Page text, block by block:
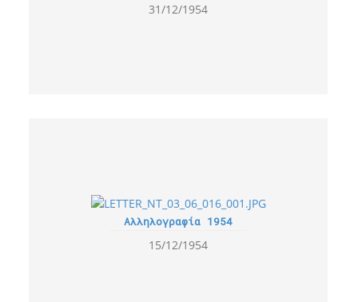
31/12/1954
Αλληλογραφία 1954
15/12/1954